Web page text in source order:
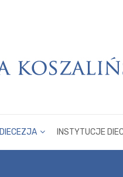
DIECEZJA INSTYTUCJE